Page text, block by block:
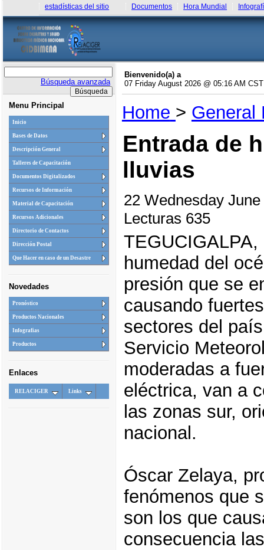
estadísticas del sitio Documentos Hora Mundial
Búsqueda avanzada
Menu Principal
Inicio
Bases de Datos
Descripción General
Talleres de Capacitación
Documentos Digitalizados
Recursos de Información
Material de Capacitación
Recursos Adicionales
Directorio de Contactos
Dirección Postal
Que Hacer en caso de un Desastre
Novedades
Pronóstico
Productos Nacionales
Infografias
Productos
Enlaces
RELACIGER Links
Bienvenido(a) a
07 Friday August 2026 @ 05:16 AM CST
Home > General
Entrada de
lluvias
22 Wednesday
Lecturas 635
humedad del
presión que se
causando
sectores del
Servicio
moderadas a
eléctrica, van a
las zonas sur,
nacional.
Óscar Zelaya,
fenómenos que
son los que
consecuencia